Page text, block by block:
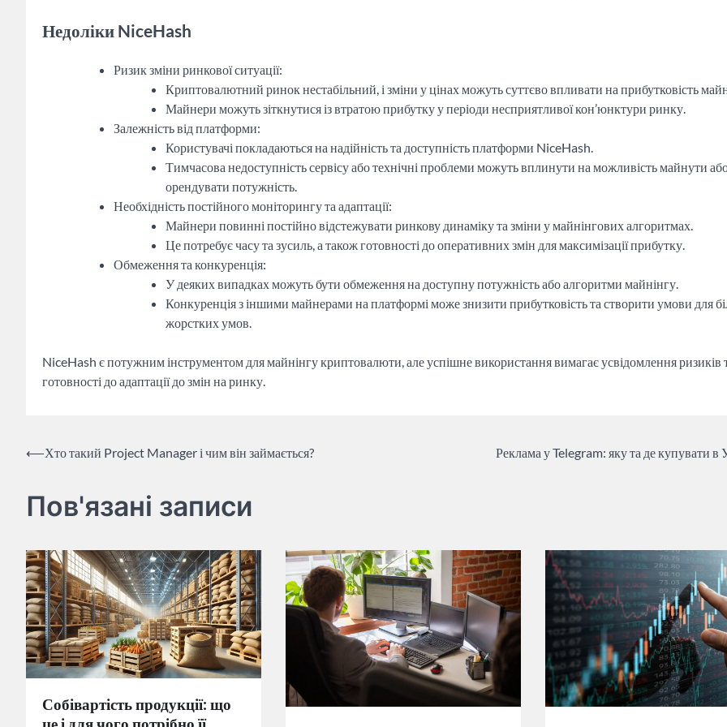
Недоліки NiceHash
Ризик зміни ринкової ситуації:
Криптовалютний ринок нестабільний, і зміни у цінах можуть суттєво впливати на прибутковість
Майнери можуть зіткнутися із втратою прибутку у періоди несприятливої кон’юнктури ринку.
Залежність від платформи:
Користувачі покладаються на надійність та доступність платформи NiceHash.
Тимчасова недоступність сервісу або технічні проблеми можуть вплинути на можливість майнути
орендувати потужність.
Необхідність постійного моніторингу та адаптації:
Майнери повинні постійно відстежувати ринкову динаміку та зміни у майнінгових алгоритмах.
Це потребує часу та зусиль, а також готовності до оперативних змін для максимізації прибутку.
Обмеження та конкуренція:
У деяких випадках можуть бути обмеження на доступну потужність або алгоритми майнінгу.
Конкуренція з іншими майнерами на платформі може знизити прибутковість та створити умови для
жорстких умов.
NiceHash є потужним інструментом для майнінгу криптовалюти, але успішне використання вимагає усвідомлення ризиків
готовності до адаптації до змін на ринку.
Навігація
⟵Хто такий Project Manager і чим він займається? Реклама у Telegram: яку та де купувати в
Пов'язані записи
Собівартість продукції: що